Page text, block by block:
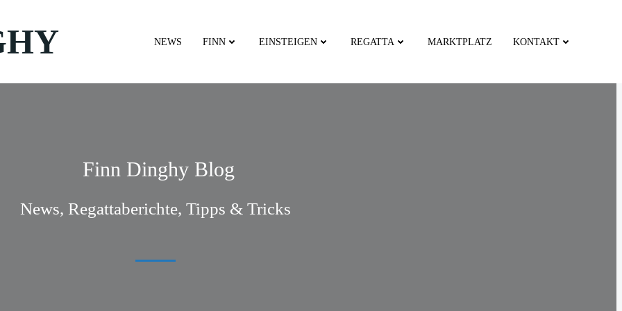
NEWS FINN EINSTEIGEN REGATTA MARKTPLATZ KONTAKT
Finn Dinghy Blog
News, Regattaberichte, Tipps & Tricks